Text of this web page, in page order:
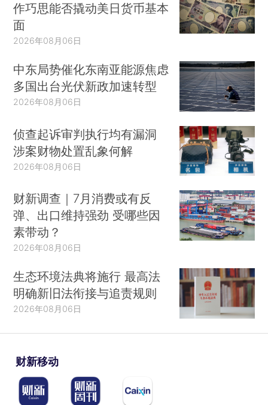
作巧思能否撬动美日货币基本
面
2026年08月06日
中东局势催化东南亚能源焦虑
多国出台光伏新政加速转型
2026年08月06日
侦查起诉审判执行均有漏洞
涉案财物处置乱象何解
2026年08月06日
财新调查｜7月消费或有反
弹、出口维持强劲 受哪些因
素带动？
2026年08月06日
生态环境法典将施行 最高法
明确新旧法衔接与追责规则
2026年08月06日
财新移动